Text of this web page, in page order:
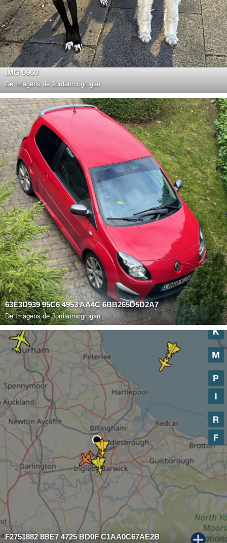
IMG 0960
De Imagens de Jordanmcgrogan
63E3D939 95C6 4953 AA4C 6BB265D5D2A7
DeImagens de Jordanmcgrogan
F2751882 8BE7 4725 BD0F C1AA0C67AE2B